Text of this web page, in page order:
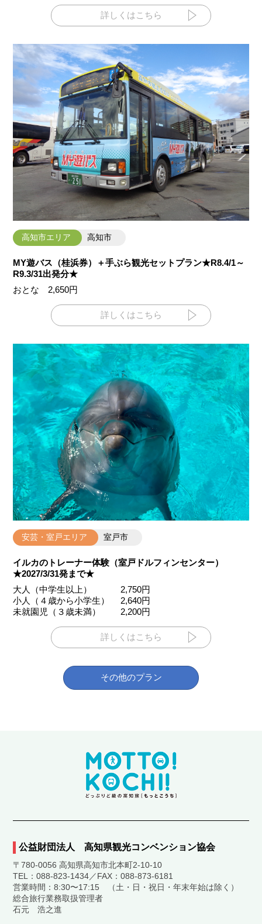
詳しくはこちら
高知市エリア 高知市
MY遊バス（桂浜券）＋手ぶら観光セットプラン★R8.4/1～
R9.3/31出発分★
おとな 2,650円
詳しくはこちら
安芸・室戸エリア 室戸市
イルカのトレーナー体験（室戸ドルフィンセンター）
★2027/3/31発まで★
大人（中学生以上） 2,750円
小人（４歳から小学生） 2,640円
未就園児（３歳未満） 2,200円
詳しくはこちら
その他のプラン
公益財団法人 高知県観光コンベンション協会
〒780-0056 高知県高知市北本町2-10-10
TEL：088-823-1434／FAX：088-873-6181
営業時間：8:30〜17:15 （土・日・祝日・年末年始は除く）
総合旅行業務取扱管理者
石元 浩之進